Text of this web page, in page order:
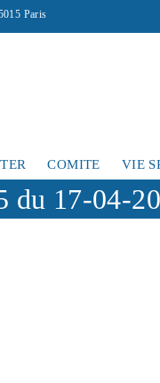
Paris
COMITE VIE
du 17-04-